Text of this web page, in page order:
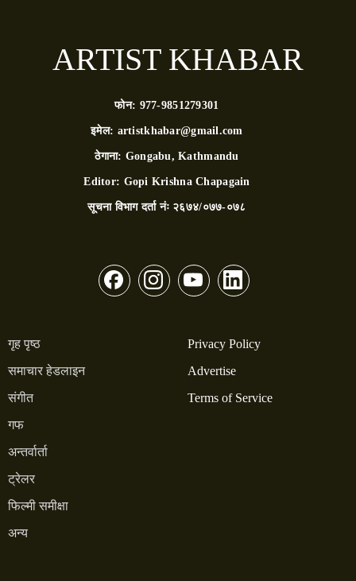
ARTIST KHABAR
फोन: 977-9851279301
इमेल: artistkhabar@gmail.com
ठेगाना: Gongabu, Kathmandu
Editor: Gopi Krishna Chapagain
सूचना विभाग दर्ता नंः २६७४/०७७-०७८
गृह पृष्ठ
समाचार हेडलाइन
संगीत
गफ
अन्तर्वार्ता
ट्रेलर
फिल्मी समीक्षा
अन्य
Privacy Policy
Advertise
Terms of Service